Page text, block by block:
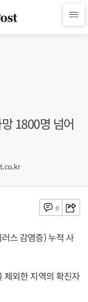
1800명 넘어
0
스 감염증) 누적 사
제외한 지역의 확진자